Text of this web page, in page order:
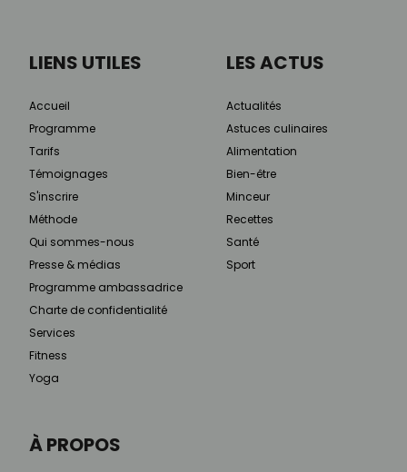
À PROPOS
LIENS UTILES
Accueil
Programme
Tarifs
Témoignages
S'inscrire
Méthode
Qui sommes-nous
Presse & médias
Programme ambassadrice
Charte de confidentialité
Services
Fitness
Yoga
LES ACTUS
Actualités
Astuces culinaires
Alimentation
Bien-être
Minceur
Recettes
Santé
Sport